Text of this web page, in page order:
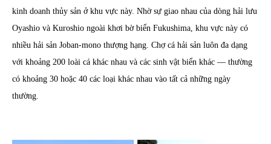
kinh doanh thủy sản ở khu vực này. Nhờ sự giao nhau của dòng hải lưu
Oyashio và Kuroshio ngoài khơi bờ biển Fukushima, khu vực này có
nhiều hải sản Joban-mono thượng hạng. Chợ cá hải sản luôn đa dạng
với khoảng 200 loài cá khác nhau và các sinh vật biển khác ― thường
có khoảng 30 hoặc 40 các loại khác nhau vào tất cả những ngày
thường.